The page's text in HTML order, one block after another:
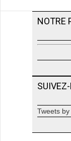
NOTRE
Tweets